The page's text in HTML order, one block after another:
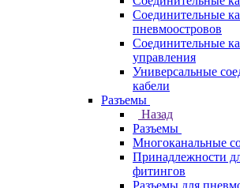
Соединительные
пневмоостровов
Соединительные
управления
Универсальные
кабели
Разъемы
Назад
Разъемы
Многоканальные
Принадлежности
фитингов